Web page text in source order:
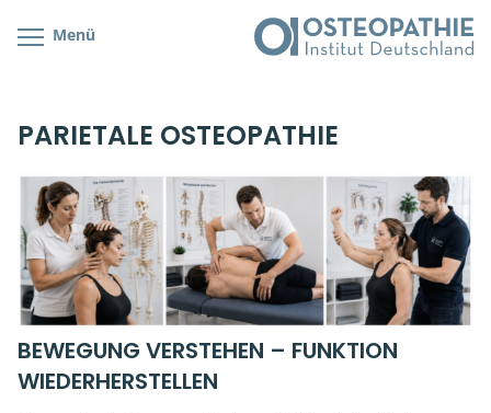
Menü
PARIETALE OSTEOPATHIE
BEWEGUNG VERSTEHEN – FUNKTION
WIEDERHERSTELLEN
Cranial/Neurale Osteopathie
Parietale Osteopathie
Viszerale Osteopathie
Klinische & Praktische Kurse
Prüfung & Zertifikation
Bonus-Programm
Veranstaltungsticket DB
Wissenswertes
Teilnehmerliste
Stellenbörse
Soziales Engagement